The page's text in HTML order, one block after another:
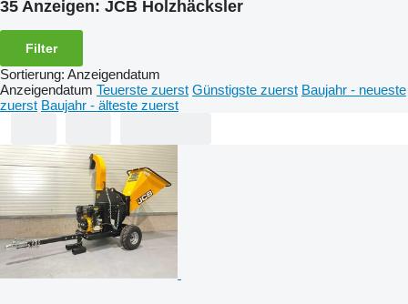
35 Anzeigen: JCB Holzhäcksler
Filter
Sortierung: Anzeigendatum
Anzeigendatum Teuerste zuerst Günstigste zuerst Baujahr - neueste
zuerst Baujahr - älteste zuerst